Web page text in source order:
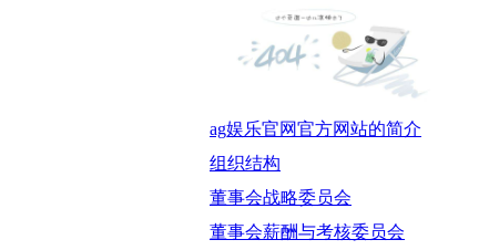
ag娱乐官网官方网站的简介
组织结构
董事会战略委员会
董事会薪酬与考核委员会